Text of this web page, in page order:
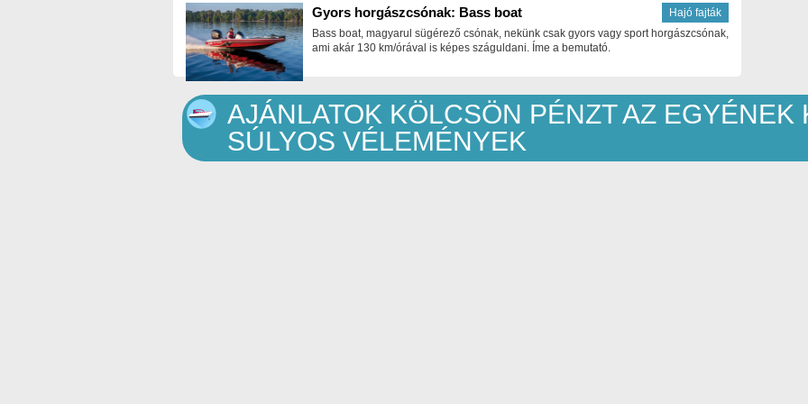
Hajó fajták
Gyors horgászcsónak: Bass boat
Bass boat, magyarul sügérező csónak, nekünk csak gyors vagy sport horgászcsónak,
ami akár 130 km/órával is képes száguldani. Íme a bemutató.
AJÁNLATOK KÖLCSÖN PÉNZT AZ EGYÉNEK
SÚLYOS VÉLEMÉNYEK